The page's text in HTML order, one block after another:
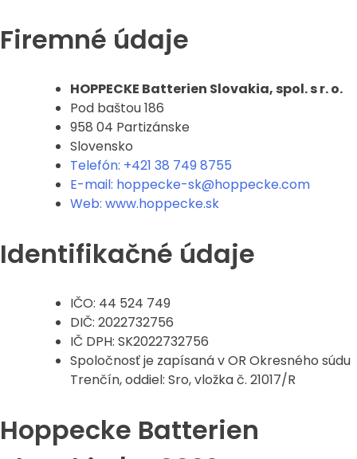
Firemné údaje
HOPPECKE Batterien Slovakia, spol. s r. o.
Pod baštou 186
958 04 Partizánske
Slovensko
Telefón: +421 38 749 8755
E-mail: hoppecke-sk@hoppecke.com
Web: www.hoppecke.sk
Identifikačné údaje
IČO: 44 524 749
DIČ: 2022732756
IČ DPH: SK2022732756
Spoločnosť je zapísaná v OR Okresného súdu
Trenčín, oddiel: Sro, vložka č. 21017/R
Hoppecke Batterien